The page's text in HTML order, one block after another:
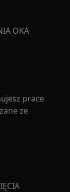
OKA
prace
ze